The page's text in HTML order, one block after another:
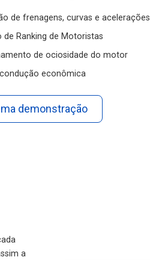
de frenagens, curvas e acelerações
de Ranking de Motoristas
de ociosidade do motor
econômica
demonstração
a